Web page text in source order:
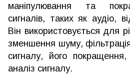
маніпулювання та
сигналів, таких як аудіо,
Він використовується для
зменшення шуму,
сигналу, його
аналіз сигналу.